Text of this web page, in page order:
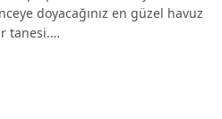
doyacağınız en güzel havuz
tanesi.…